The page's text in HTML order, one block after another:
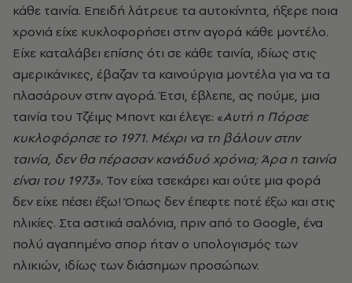
κάθε ταινία. Επειδή λάτρευε τα αυτοκίνητα, ήξερε ποια
χρονιά είχε κυκλοφορήσει στην αγορά κάθε μοντέλο.
Eίχε καταλάβει επίσης ότι σε κάθε ταινία, ιδίως στις
αμερικάνικες, έβαζαν τα καινούργια μοντέλα για να τα
πλασάρουν στην αγορά. Έτσι, έβλεπε, ας πούμε, μια
ταινία του Τζέιμς Μποντ και έλεγε: «Αυτή η Πόρσε
κυκλοφόρησε το 1971. Μέχρι να τη βάλουν στην
ταινία, δεν θα πέρασαν κανάδυό χρόνια; Άρα η ταινία
είναι του 1973». Τον είχα τσεκάρει και ούτε μια φορά
δεν είχε πέσει έξω! Όπως δεν έπεφτε ποτέ έξω και στις
ηλικίες. Στα αστικά σαλόνια, πριν από το Google, ένα
πολύ αγαπημένο σπορ ήταν ο υπολογισμός των
ηλικιών, ιδίως των διάσημων προσώπων.